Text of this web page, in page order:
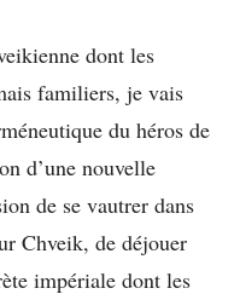
dont les
familiers, je vais
du héros de
d’une nouvelle
de se vautrer dans
Chveik, de déjouer
impériale dont les